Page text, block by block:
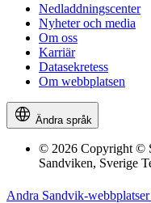
Nedladdningscenter
Nyheter och media
Om oss
Karriär
Datasekretess
Om webbplatsen
Ändra språk
© 2026 Copyright ©
Sandviken, Sverige
Andra Sandvik-webbplatser